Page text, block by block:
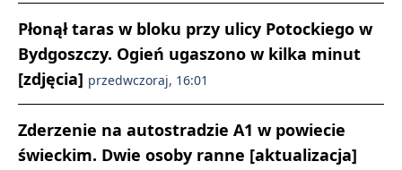
Płonął taras w bloku przy ulicy Potockiego w
Bydgoszczy. Ogień ugaszono w kilka minut
[zdjęcia] przedwczoraj, 16:01
Zderzenie na autostradzie A1 w powiecie
świeckim. Dwie osoby ranne [aktualizacja]